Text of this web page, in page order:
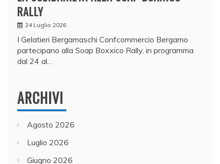
RALLY
24 Luglio 2026
I Gelatieri Bergamaschi Confcommercio Bergamo
partecipano alla Soap Boxxico Rally, in programma
dal 24 al…
ARCHIVI
Agosto 2026
Luglio 2026
Giugno 2026